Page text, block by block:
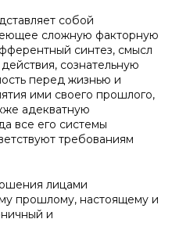
собой
сложную факторную
синтез, смысл
сознательную
перед жизнью и
ими своего прошлого,
адекватную
все его системы
требованиям
лицами
прошлому, настоящему и
и